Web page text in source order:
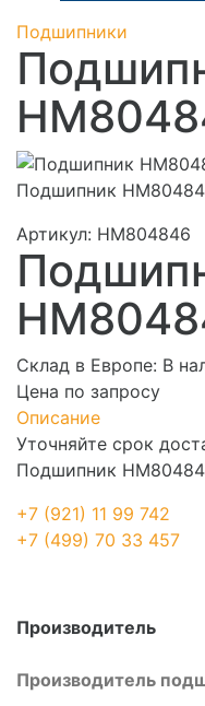
Подшипники
Подшипник
Артикул: HM804846
Склад в Европе: В
Цена по запросу
Описание
Уточняйте срок
Подшипник
+7 (921) 11 99 742
+7 (499) 70 33 457
Производитель
Производитель